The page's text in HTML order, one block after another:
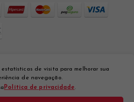
de visita para melhorar sua
de navegação.
Política de privacidade.